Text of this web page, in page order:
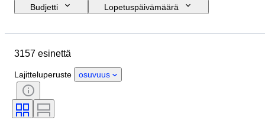
Budjetti
Lopetuspäivämäärä
Materiaali
Kivi
Hienous
Tyylisuuntaus
Vaatekoko
Esineen koko
3157 esinettä
Lajitteluperuste osuvuus